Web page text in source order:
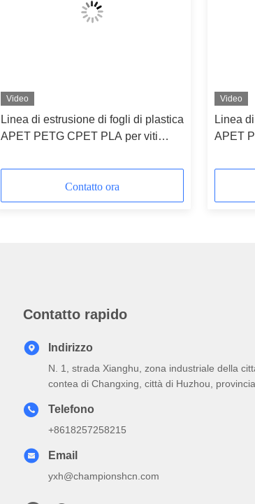
Video
Linea di estrusione di fogli di plastica
APET PETG CPET PLA per viti
Siemens
Contatto ora
Video
Linea
APET
Contatto rapido
Indirizzo
N. 1, strada Xianghu, zona industriale della
contea di Changxing, città di Huzhou,
Telefono
+8618257258215
Email
yxh@championshcn.com